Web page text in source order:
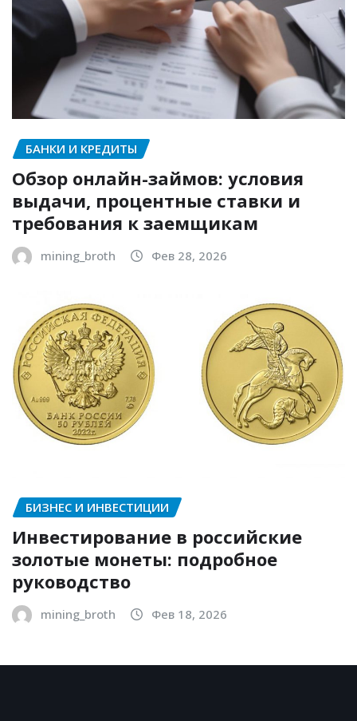
БАНКИ И КРЕДИТЫ
Обзор онлайн-займов: условия
выдачи, процентные ставки и
требования к заемщикам
mining_broth Фев 28, 2026
БИЗНЕС И ИНВЕСТИЦИИ
Инвестирование в российские
золотые монеты: подробное
руководство
mining_broth Фев 18, 2026